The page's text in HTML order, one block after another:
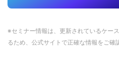
※セミナー情報は、更新されているケー
るため、公式サイトで正確な情報をご確